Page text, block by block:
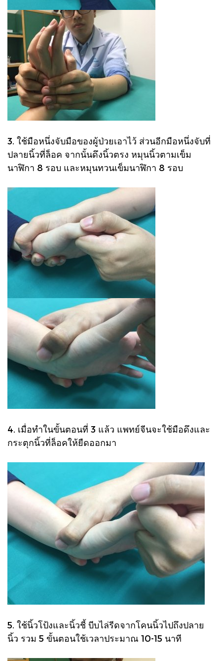
3. ใช้มือหนึ่งจับมือของผู้ป่วยเอาไว้ ส่วนอีกมือหนึ่งจับที่
ปลายนิ้วที่ล็อค จากนั้นดึงนิ้วตรง หมุนนิ้วตามเข็ม
นาฬิกา 8 รอบ และหมุนทวนเข็มนาฬิกา 8 รอบ
4. เมื่อทำในขั้นตอนที่ 3 แล้ว แพทย์จีนจะใช้มือดึงและ
กระตุกนิ้วที่ล็อคให้ยืดออกมา
5. ใช้นิ้วโป้งและนิ้วชี้ บีบไล่รีดจากโคนนิ้วไปถึงปลาย
นิ้ว รวม 5 ขั้นตอนใช้เวลาประมาณ 10-15 นาที